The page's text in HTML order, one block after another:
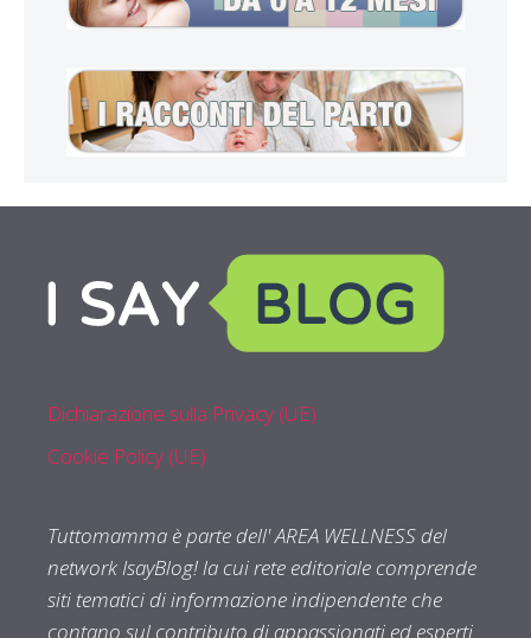
Dichiarazione sulla Privacy (UE)
Cookie Policy (UE)
Tuttomamma è parte dell' AREA WELLNESS del
network IsayBlog! la cui rete editoriale comprende
siti tematici di informazione indipendente che
contano sul contributo di appassionati ed esperti